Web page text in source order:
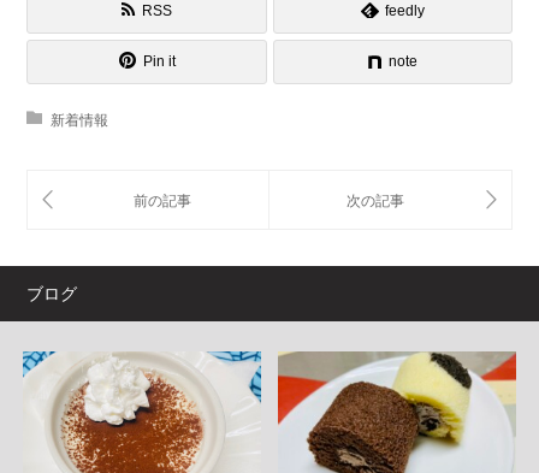
RSS feedly
Pin it note
新着情報
ブログ